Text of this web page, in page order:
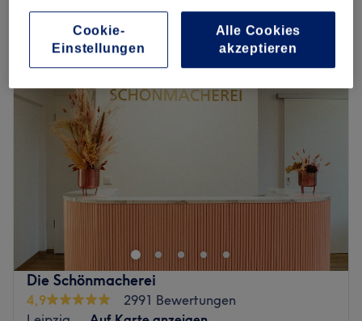
Montag 09:00–19:00
Dienstag
09:00–14:00
Donnerstag
09:00–19:00
Freitag
Samstag
Sonntag
Geschlossen
Im Kosmetikstudio Skin Glow in Leipzig, Zentrum-West
modernsten Behandlungsmethoden, hochwertigen
Pflegeprodukten und einer persönlichen Beratung sorgt
das erfahrene Team für strahlend schöne Haut und ein
rundum gepflegtes Wohlbefinden. Ob wohltuende
Gesichtsbehandlungen, professionelle Hautanalysen oder
Die Schönmacherei
4,9
2991 Bewertungen
Cookie-
Einstellungen
Alle Cookies
akzeptieren